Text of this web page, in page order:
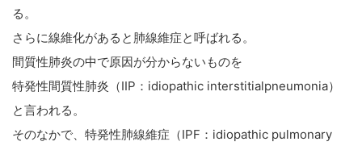
る。
さらに線維化があると肺線維症と呼ばれる。
間質性肺炎の中で原因が分からないものを
特発性間質性肺炎（IIP：idiopathic interstitialpneumonia）
と言われる。
そのなかで、特発性肺線維症（IPF：idiopathic pulmonary